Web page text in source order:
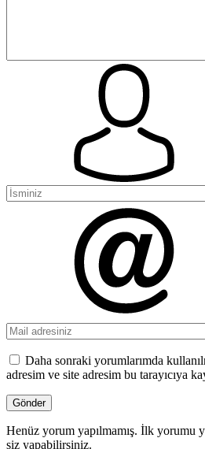
Daha sonraki yorumlarımda
adresim ve site adresim bu tarayıcıya
Henüz yorum yapılmamış. İlk yorumu
siz yapabilirsiniz.